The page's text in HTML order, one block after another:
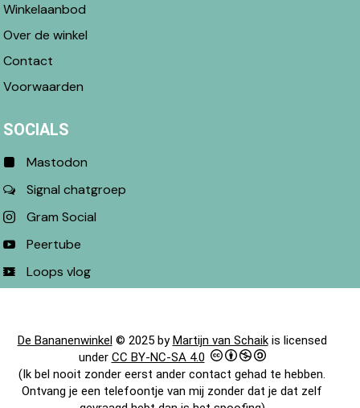
Winkelaanbod
Over de winkel
Contact
Voorwaarden
SOCIALS
Mastodon
Signal chatgroep
Gram Social
Peertube
Loops vlog
De Bananenwinkel© 2025 byMartijn van Schaikis licensed
under CC BY-NC-SA 4.0
(Ik bel nooit zonder eerst ander contact gehad te hebben.
Ontvang je een telefoontje van mij zonder dat je dat zelf